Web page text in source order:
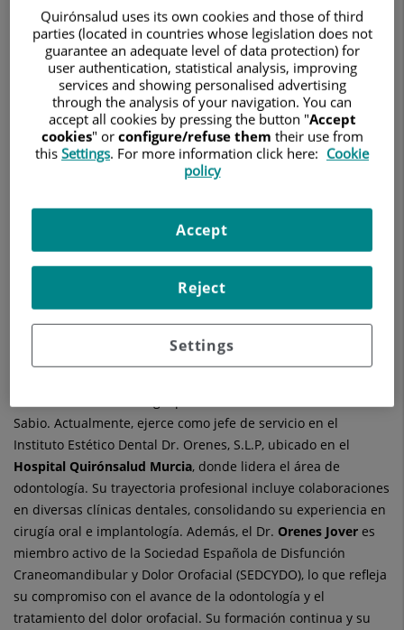
Pedir cita
Hospital Quirónsalud Murcia
Calle Miguel Hernández, 12
Ver más especialistas en
Sabio. Actualmente, ejerce como jefe de servicio en el
Instituto Estético Dental Dr. Orenes, S.L.P, ubicado en el
Hospital Quirónsalud Murcia, donde lidera el área de
odontología. Su trayectoria profesional incluye colaboraciones
en diversas clínicas dentales, consolidando su experiencia en
cirugía oral e implantología. Además, el Dr. Orenes Jover es
miembro activo de la Sociedad Española de Disfunción
Craneomandibular y Dolor Orofacial (SEDCYDO), lo que refleja
su compromiso con el avance de la odontología y el
tratamiento del dolor orofacial. Su formación continua y su
Quirónsalud uses its own cookies and those of third
parties (located in countries whose legislation does not
guarantee an adequate level of data protection) for
user authentication, statistical analysis, improving
services and showing personalised advertising
through the analysis of your navigation. You can
accept all cookies by pressing the button "Accept
cookies" or configure/refuse them their use from
this Settings. For more information click here: Cookie
policy
Settings
Reject
Accept